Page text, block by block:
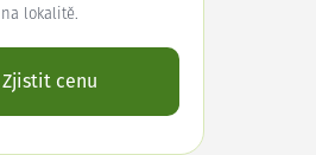
lokalitě.
Zjistit cenu